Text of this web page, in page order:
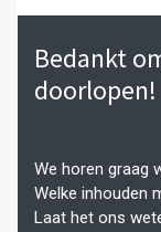
Bedankt
doorlopen!
We horen graag
Welke inhouden
Laat het ons